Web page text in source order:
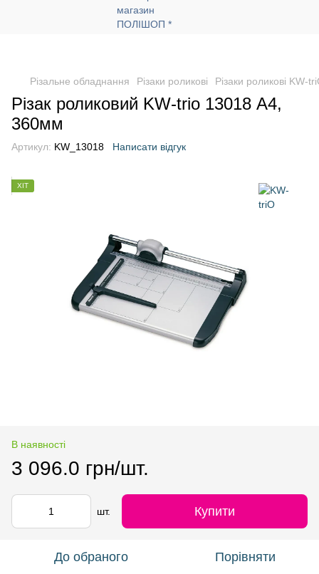
Різальне обладнання Різаки роликові Різаки роликові KW-
Різак роликовий KW-trio 13018 А4,
360мм
Артикул: KW_13018 Написати відгук
ХІТ
В наявності
3 096.0 грн/шт.
шт. Купити
До обраного Порівняти